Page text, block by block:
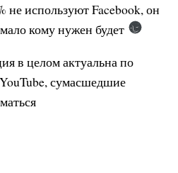
не используют Facebook, он
кому нужен будет
в целом актуальна по
сумасшедшие